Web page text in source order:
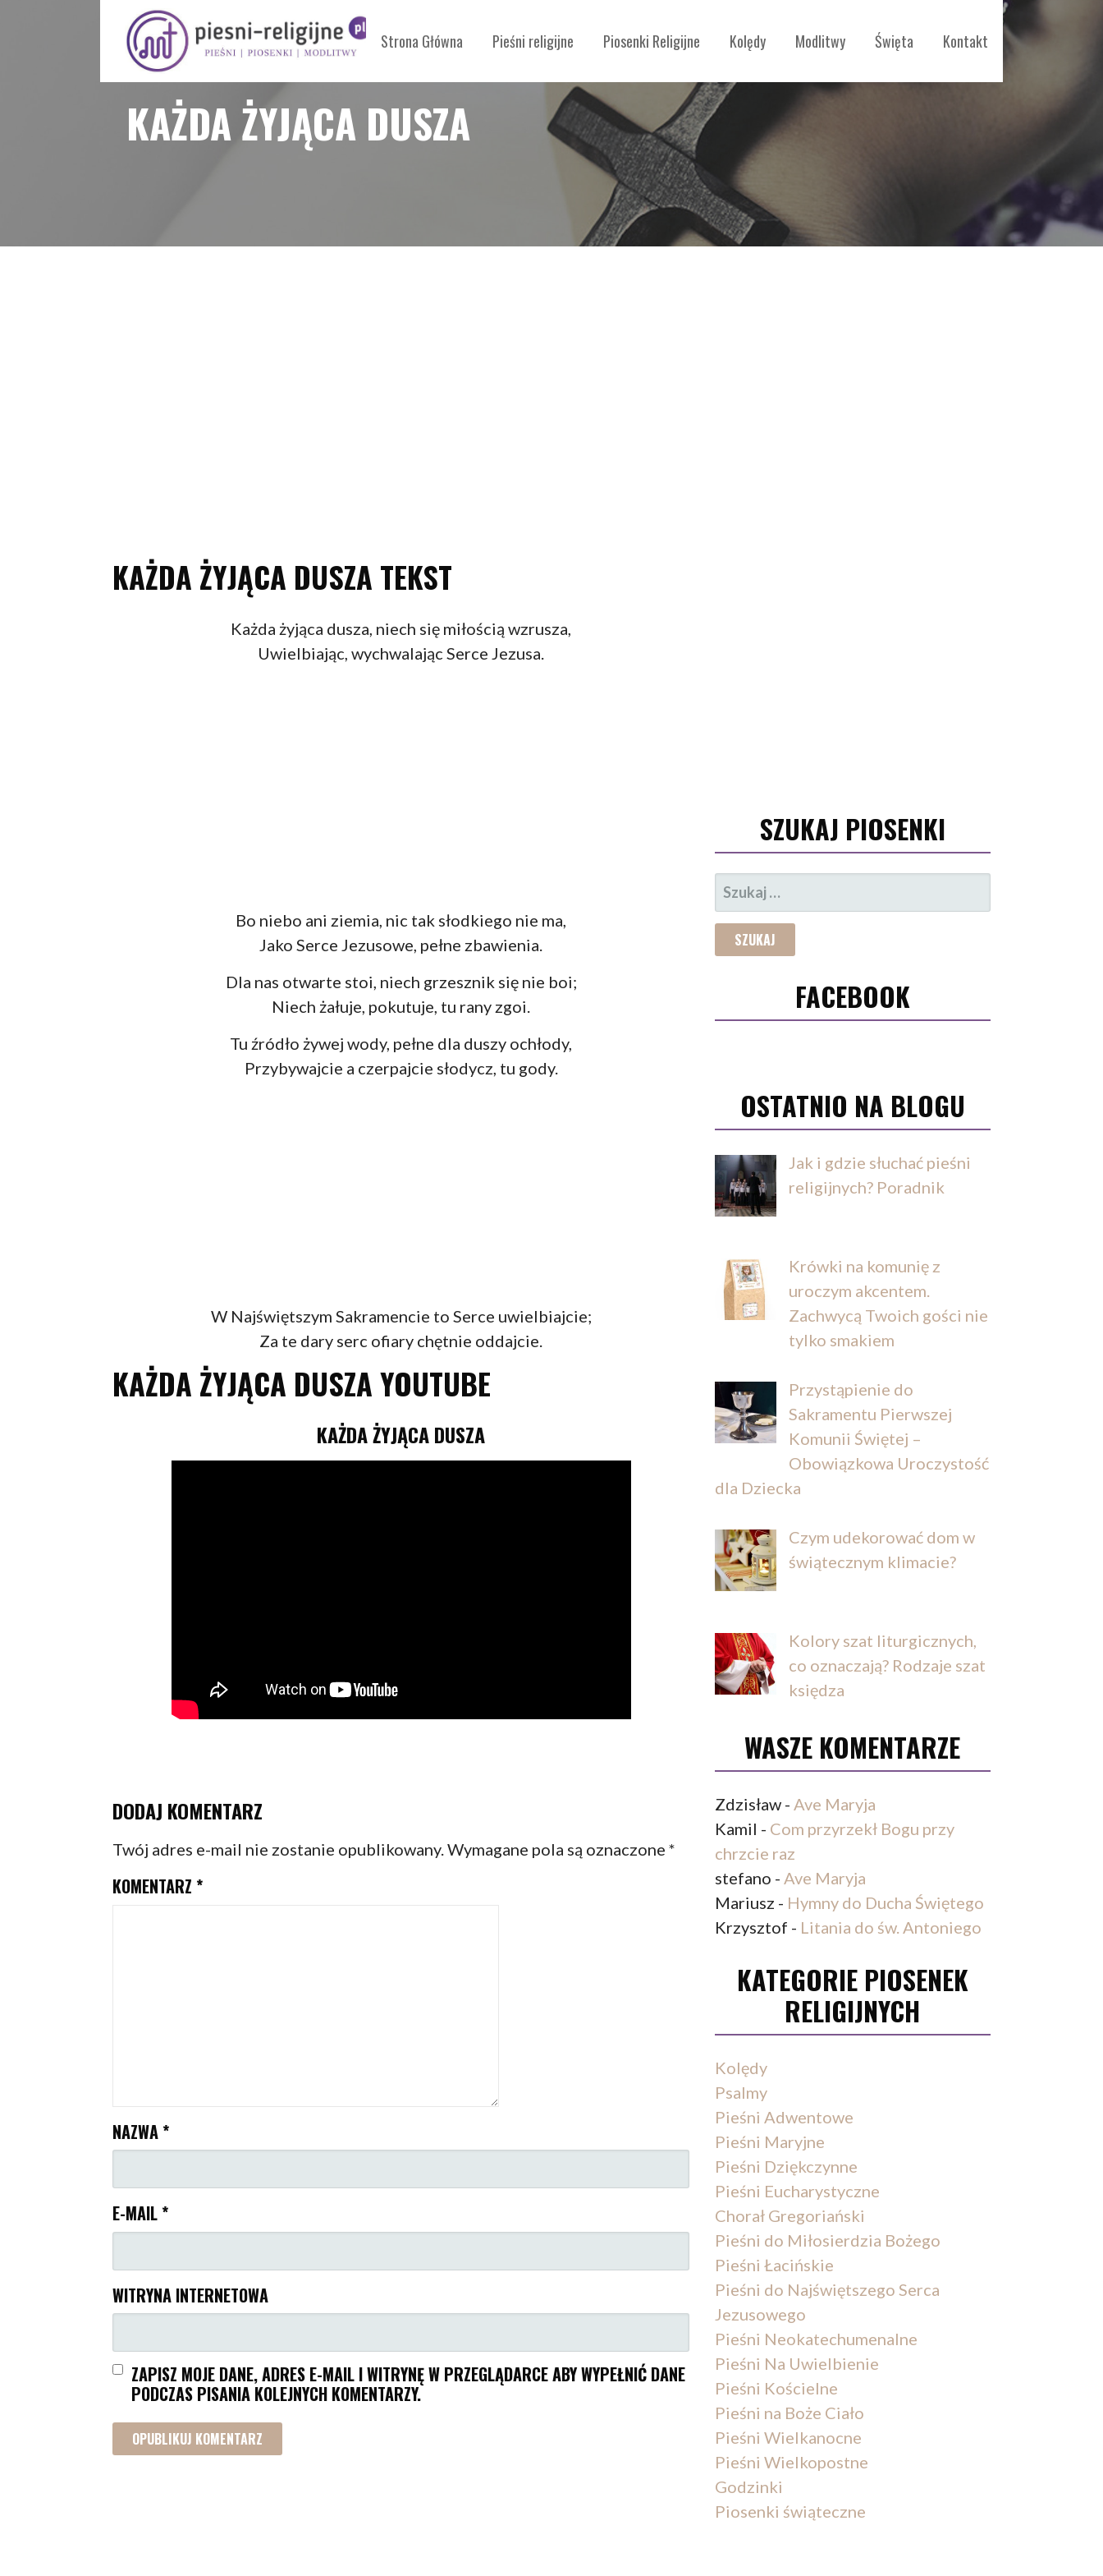
PIOSENKI I PIEŚNI RELIGIJNE
Strona Główna Pieśni religijne Piosenki Religijne Kolędy Modlitwy Święta Kontakt
KAŻDA ŻYJĄCA DUSZA
KAŻDA ŻYJĄCA DUSZA TEKST
Każda żyjąca dusza, niech się miłością wzrusza,
Uwielbiając, wychwalając Serce Jezusa.
Bo niebo ani ziemia, nic tak słodkiego nie ma,
Jako Serce Jezusowe, pełne zbawienia.
Dla nas otwarte stoi, niech grzesznik się nie boi;
Niech żałuje, pokutuje, tu rany zgoi.
Tu źródło żywej wody, pełne dla duszy ochłody,
Przybywajcie a czerpajcie słodycz, tu gody.
W Najświętszym Sakramencie to Serce uwielbiajcie;
Za te dary serc ofiary chętnie oddajcie.
KAŻDA ŻYJĄCA DUSZA YOUTUBE
KAŻDA ŻYJĄCA DUSZA
DODAJ KOMENTARZ
Twój adres e-mail nie zostanie opublikowany.Wymagane pola są oznaczone*
KOMENTARZ *
NAZWA *
E-MAIL *
WITRYNA INTERNETOWA
ZAPISZ MOJE DANE, ADRES E-MAIL I WITRYNĘ W PRZEGLĄDARCE ABY WYPEŁNIĆ DANE
PODCZAS PISANIA KOLEJNYCH KOMENTARZY.
SZUKAJ PIOSENKI
SZUKAJ:
FACEBOOK
OSTATNIO NA BLOGU
Jak i gdzie słuchać pieśni
religijnych? Poradnik
Krówki na komunię z
uroczym akcentem.
Zachwycą Twoich gości nie
tylko smakiem
Przystąpienie do
Sakramentu Pierwszej
Komunii Świętej –
Obowiązkowa Uroczystość
dla Dziecka
Czym udekorować dom w
świątecznym klimacie?
Kolory szat liturgicznych,
co oznaczają? Rodzaje szat
księdza
WASZE KOMENTARZE
Zdzisław- Ave Maryja
Kamil - Com przyrzekł Bogu przy
chrzcie raz
stefano - Ave Maryja
Mariusz - Hymny do Ducha Świętego
Krzysztof - Litania do św. Antoniego
KATEGORIE PIOSENEK
RELIGIJNYCH
Kolędy
Psalmy
Pieśni Adwentowe
Pieśni Maryjne
Pieśni Dziękczynne
Pieśni Eucharystyczne
Chorał Gregoriański
Pieśni do Miłosierdzia Bożego
Pieśni Łacińskie
Pieśni do Najświętszego Serca
Jezusowego
Pieśni Neokatechumenalne
Pieśni Na Uwielbienie
Pieśni Kościelne
Pieśni na Boże Ciało
Pieśni Wielkanocne
Pieśni Wielkopostne
Godzinki
Piosenki świąteczne